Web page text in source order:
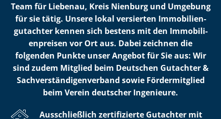
Team für Liebenau, Kreis Nienburg und Umgebung
für sie tätig. Unsere lokal versierten Im­mo­bi­li­en­
gut­ach­ter kennen sich bestens mit den Im­mo­bi­li­
en­prei­sen vor Ort aus. Dabei zeichnen die
folgenden Punkte unser Angebot für Sie aus: Wir
sind zudem Mitglied beim Deutschen Gutachter &
Sach­ver­stän­di­gen­ver­band sowie Fördermitglied
beim Verein deutscher Ingenieure.
Ausschließlich zertifizierte Gutachter mit